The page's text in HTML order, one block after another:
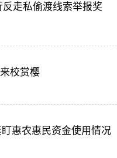
走私偷渡线索举报奖
校赏樱
惠农惠民资金使用情况